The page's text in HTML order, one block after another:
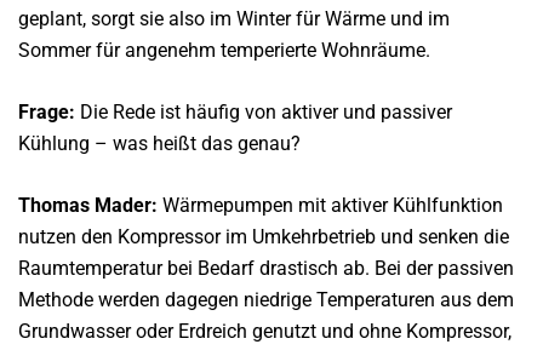
geplant, sorgt sie also im Winter für Wärme und im
Sommer für angenehm temperierte Wohnräume.
Frage: Die Rede ist häufig von aktiver und passiver
Kühlung – was heißt das genau?
Thomas Mader: Wärmepumpen mit aktiver Kühlfunktion
nutzen den Kompressor im Umkehrbetrieb und senken die
Raumtemperatur bei Bedarf drastisch ab. Bei der passiven
Methode werden dagegen niedrige Temperaturen aus dem
Grundwasser oder Erdreich genutzt und ohne Kompressor,